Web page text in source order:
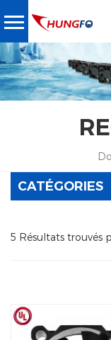
CATÉGORIES
5 Résultats trouvés